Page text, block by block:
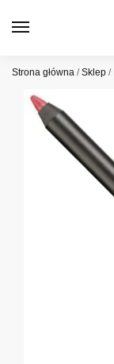
Strona główna /Sklep /